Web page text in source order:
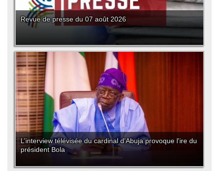
Revue de presse du 07 août 2026
L’interview télévisée du cardinal d'Abuja provoque l'ire du
président Bola